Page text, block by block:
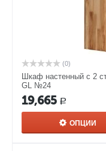
(0)
Шкаф настенный с 2
GL №24
19,665 Р
ОПЦИИ